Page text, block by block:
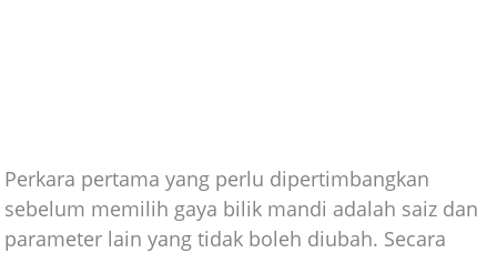
Perkara pertama yang perlu dipertimbangkan
sebelum memilih gaya bilik mandi adalah saiz dan
parameter lain yang tidak boleh diubah. Secara